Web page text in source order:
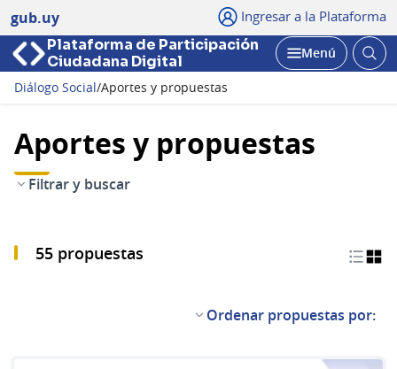
gub.uy Ingresar a la Plataforma
Plataforma de Participación
Ciudadana Digital
Abrir
Menú
Diálogo Social/Aportes y propuestas
Aportes y propuestas
Filtrar y buscar
55 propuestas
Ordenar propuestas por: